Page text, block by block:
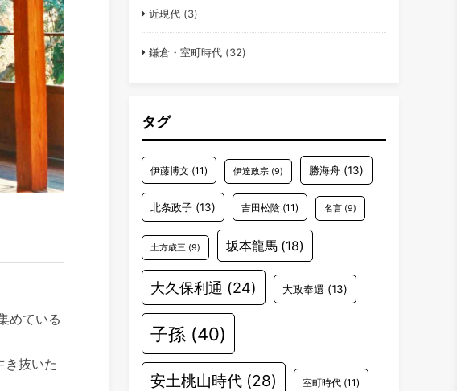
めている
き抜いた
近現代(3)
鎌倉・室町時代(32)
タグ
伊藤博文 (11) 伊達政宗(9) 勝海舟(13)
北条政子(13) 吉田松陰(11) 名言(9)
土方歳三 (9) 坂本龍馬(18)
大久保利通 (24) 大政奉還 (13)
子孫 (40)
安土桃山時代(28) 室町時代(11)